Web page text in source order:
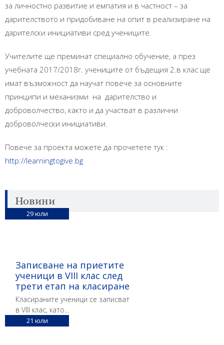
за личностно развитие и емпатия и в частност – за
дарителството и придобиване на опит в реализиране на
дарителски инициативи сред учениците.
Учителите ще преминат специално обучение, а през
учебната 2017/2018г. учениците от бъдещия 2.в клас ще
имат възможност да научат повече за основните
принципи и механизми на дарителство и
доброволчество, както и да участват в различни
доброволчески инициативи.
Повече за проекта можете да прочетете тук :
http://learningtogive.bg
Новини
29юли
Записване на приетите
ученици в VIII клас след
трети етап на класиране
Класираните ученици се записват
в VIII клас, като...
21 юли